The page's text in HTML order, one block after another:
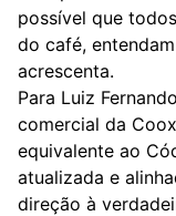
possível que
do café,
acrescenta.
Para Luiz
comercial da
equivalente ao
atualizada e
direção à